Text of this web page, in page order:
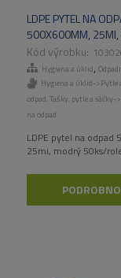
LDPE PYTEL NA
500X600MM, 25MI,
50KS/ROLE,
Hygiena a úklid,
Hygiena a úklid->Pytle
odpad Tašky, pytle a sáčky-
na odpad
LDPE pytel na odpad
25mi, modrý 50ks/